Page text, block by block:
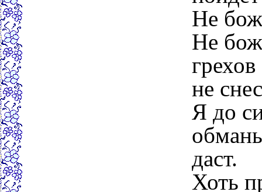
Не
Не
не
Я до
даст.
Хоть